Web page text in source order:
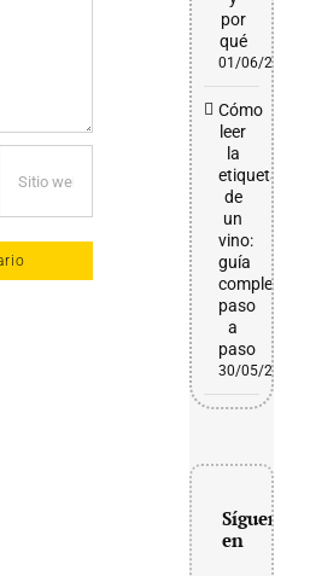
por
qué
01/06/2026
Cómo
leer
la
etiqueta
de
un
vino:
guía
completa
paso
a
paso
30/05/2026
Síguenos
en